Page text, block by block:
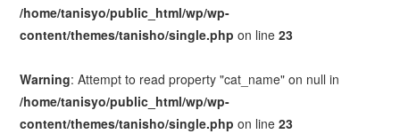
/home/tanisyo/public_html/wp/wp-
content/themes/tanisho/single.php on line23
Warning: Attempt to read property "cat_name" on null in
/home/tanisyo/public_html/wp/wp-
content/themes/tanisho/single.php on line23